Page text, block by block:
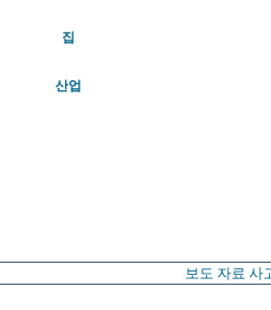
집(현재의)
산업
보도 자료 사